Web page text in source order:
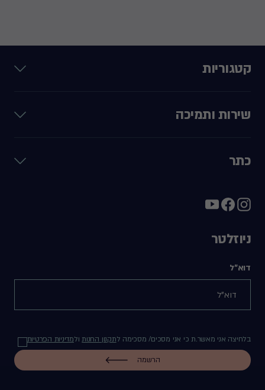
קטגוריות
שירות ותמיכה
כתר
ניוזלטר
דוא"ל
בלחיצה אני מאשר.ת כי אני מסכים/ מסכימה לתקנון החנותולמדיניות הפרטיות
הרשמה